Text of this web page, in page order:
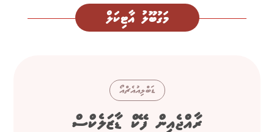
މަގުބޫލު އާޓިކަލް
ޑަބްލިއުއެޗްއޯ
ރާއްޖެއިން ފޭކް ޑާޒަލެކްސް